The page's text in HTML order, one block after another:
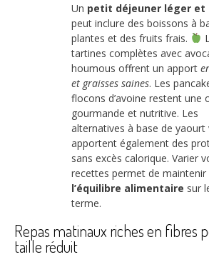
Un petit déjeuner léger et
peut inclure des boissons à
plantes et des fruits frais.
tartines complètes avec
houmous offrent un apport
et graisses saines. Les
flocons d’avoine restent une
gourmande et nutritive. Les
alternatives à base de yaourt
apportent également des
sans excès calorique. Varier
recettes permet de maintenir
l’équilibre alimentaire sur
terme.
Repas matinaux riches en fibres
taille réduit